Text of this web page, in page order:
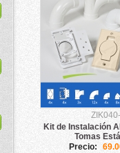
ZIK040-I
Kit de Instalación
Tomas
Precio: